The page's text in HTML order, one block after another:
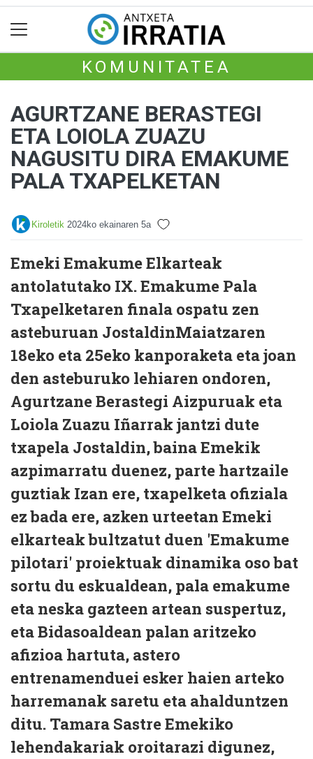
KOMUNITATEA
AGURTZANE BERASTEGI
ETA LOIOLA ZUAZU
NAGUSITU DIRA EMAKUME
PALA TXAPELKETAN
Kiroletik 2024ko ekainaren 5a
Emeki Emakume Elkarteak
antolatutako IX. Emakume Pala
Txapelketaren finala ospatu zen
asteburuan JostaldinMaiatzaren
18eko eta 25eko kanporaketa eta joan
den asteburuko lehiaren ondoren,
Agurtzane Berastegi Aizpuruak eta
Loiola Zuazu Iñarrak jantzi dute
txapela Jostaldin, baina Emekik
azpimarratu duenez, parte hartzaile
guztiak Izan ere, txapelketa ofiziala
ez bada ere, azken urteetan Emeki
elkarteak bultzatut duen 'Emakume
pilotari' proiektuak dinamika oso bat
sortu du eskualdean, pala emakume
eta neska gazteen artean suspertuz,
eta Bidasoaldean palan aritzeko
afizioa hartuta, astero
entrenamenduei esker haien arteko
harremanak saretu eta ahalduntzen
ditu. Tamara Sastre Emekiko
lehendakariak oroitarazi digunez,